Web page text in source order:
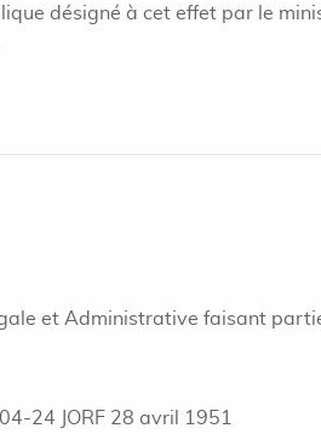
désigné à cet effet par le
et Administrative faisant
24 JORF 28 avril 1951